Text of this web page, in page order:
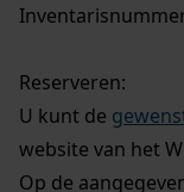
Reserveren:
U kunt de
website van het
Op de